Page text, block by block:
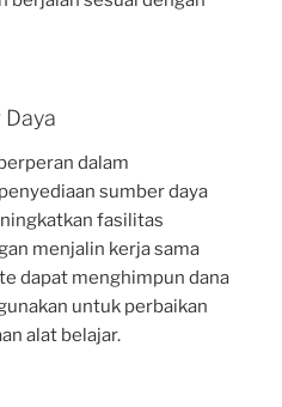
Daya
dalam
sumber daya
fasilitas
menjalin kerja sama
dapat menghimpun dana
untuk perbaikan
alat belajar.